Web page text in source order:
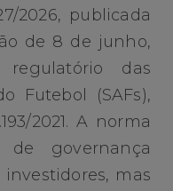
2026, publicada
de 8 de junho,
das
Futebol (SAFs),
2021. A norma
de governança
mas